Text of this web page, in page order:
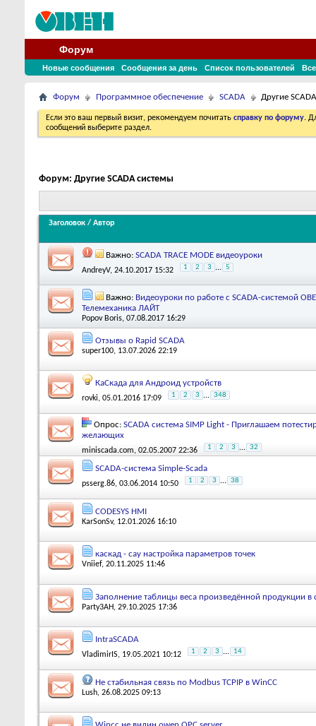
Форум
Новые сообщения Сообщения за день Список пользователей
Форум Программное обеспечение SCADA Другие
Если это ваш первый визит, рекомендуем почитать справку по форуму.
сообщений выберите раздел.
Форум: Другие SCADA системы
Заголовок / Автор
Важно: SCADA TRACE MODE видеоуроки
AndreyV, 24.10.2017 15:32 1 2 3 ... 5
Важно: Видеоуроки по работе с SCADA-системой
Телемеханика ЛАЙТ
Popov Boris, 07.08.2017 16:29
Отзывы о Rapid SCADA
super100, 13.07.2026 22:19
КаСкада для Андроид устройств
rovki, 05.01.2016 17:09 1 2 3 ... 348
Опрос: SCADA система SIMP Light - Приглашаем
желающих
miniscada.com, 02.05.2007 22:36 1 2 3 ... 32
SCADA-система Simple-Scada
psserg.86, 03.06.2014 10:50 1 2 3 ... 38
CODESYS HMI
KarSonSv, 12.01.2026 16:10
каскад - сау настройка параметров точек
Vniief, 20.11.2025 11:46
Заполнение таблицы веса произведённой продукции в
Party3AH, 29.10.2025 17:36
IntraSCADA
VladimirIS, 19.05.2021 10:12 1 2 3 ... 14
Не стабильная связь по Modbus TCPIP в WinCC
Lush, 26.08.2025 09:13